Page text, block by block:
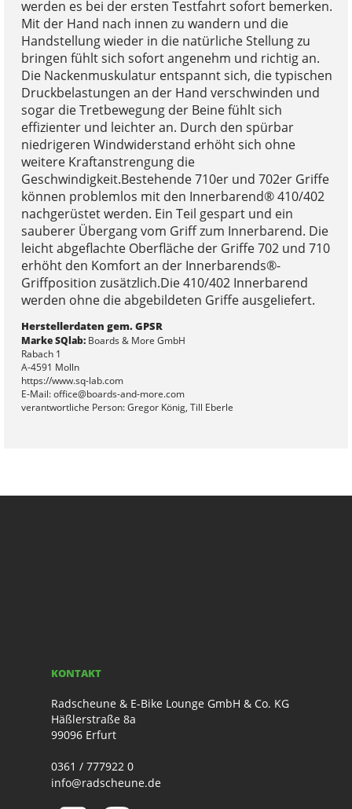
werden es bei der ersten Testfahrt sofort bemerken.
Mit der Hand nach innen zu wandern und die
Handstellung wieder in die natürliche Stellung zu
bringen fühlt sich sofort angenehm und richtig an.
Die Nackenmuskulatur entspannt sich, die typischen
Druckbelastungen an der Hand verschwinden und
sogar die Tretbewegung der Beine fühlt sich
effizienter und leichter an. Durch den spürbar
niedrigeren Windwiderstand erhöht sich ohne
weitere Kraftanstrengung die
Geschwindigkeit.Bestehende 710er und 702er Griffe
können problemlos mit den Innerbarend® 410/402
nachgerüstet werden. Ein Teil gespart und ein
sauberer Übergang vom Griff zum Innerbarend. Die
leicht abgeflachte Oberfläche der Griffe 702 und 710
erhöht den Komfort an der Innerbarends®-
Griffposition zusätzlich.Die 410/402 Innerbarend
werden ohne die abgebildeten Griffe ausgeliefert.
Herstellerdaten gem. GPSR
Marke SQlab:Boards & More GmbH
Rabach 1
A-4591 Molln
https://www.sq-lab.com
E-Mail: office@boards-and-more.com
verantwortliche Person: Gregor König, Till Eberle
KONTAKT
Radscheune & E-Bike Lounge GmbH & Co. KG
Häßlerstraße 8a
99096 Erfurt
0361 / 777922 0
info@radscheune.de